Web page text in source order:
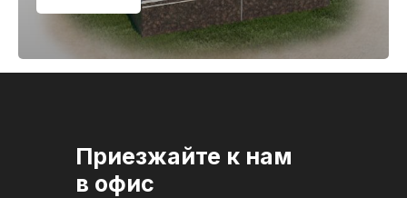
Приезжайте к нам
в офис